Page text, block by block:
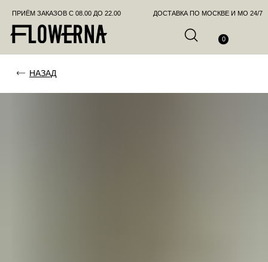
ПРИЁМ ЗАКАЗОВ С 08.00 ДО 22.00